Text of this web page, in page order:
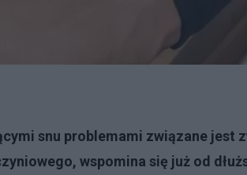
snu problemami związane jest
wspomina się już od